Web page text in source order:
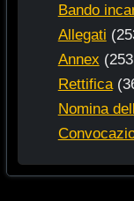
Bando
Allegati
Annex
Rettifica
Nomina